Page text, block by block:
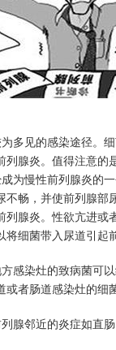
见的感染途径。细
腺炎。值得注意的
为慢性前列腺炎的
畅，并使前列腺部
腺炎。性欲亢进或
细菌带入尿道引起
染灶的致病菌可以
者肠道感染灶的细
邻近的炎症如直肠